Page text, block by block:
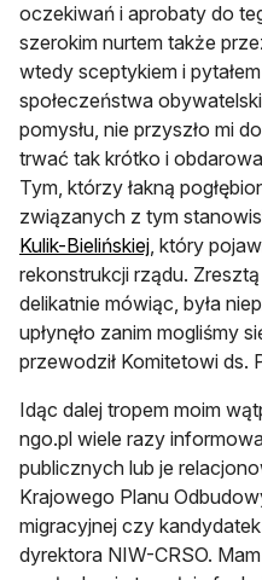
oczekiwań i aprobaty do
szerokim nurtem także
wtedy sceptykiem i
społeczeństwa
pomysłu, nie przyszło mi
trwać tak krótko i
Tym, którzy łakną
związanych z tym
Kulik-Bielińskiej, który
rekonstrukcji rządu.
delikatnie mówiąc, była
upłynęło zanim mogliśmy
przewodził Komitetowi ds.
Idąc dalej tropem moim
ngo.pl wiele razy
publicznych lub je
Krajowego Planu
migracyjnej czy
dyrektora NIW-CRSO.